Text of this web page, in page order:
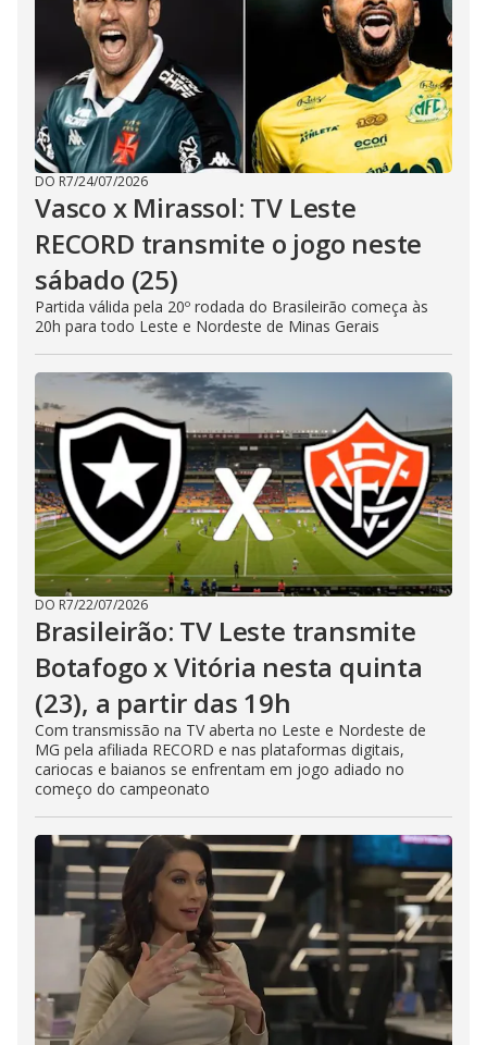
DO R7/24/07/2026
Vasco x Mirassol: TV Leste
RECORD transmite o jogo neste
sábado (25)
Partida válida pela 20º rodada do Brasileirão começa às
20h para todo Leste e Nordeste de Minas Gerais
DO R7/22/07/2026
Brasileirão: TV Leste transmite
Botafogo x Vitória nesta quinta
(23), a partir das 19h
Com transmissão na TV aberta no Leste e Nordeste de
MG pela afiliada RECORD e nas plataformas digitais,
cariocas e baianos se enfrentam em jogo adiado no
começo do campeonato